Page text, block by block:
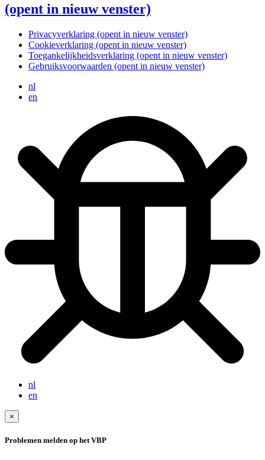
(opent in nieuw venster)
Privacyverklaring (opent in nieuw venster)
Cookieverklaring (opent in nieuw venster)
Toegankelijkheidsverklaring (opent in nieuw venster)
Gebruiksvoorwaarden (opent in nieuw venster)
nl
en
nl
en
×
Problemen melden op het VBP